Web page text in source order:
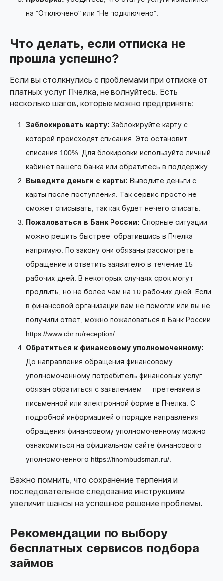
на "Отключено" или "Не подключено".
Что делать, если отписка не
прошла успешно?
Если вы столкнулись с проблемами при отписке от
платных услуг Пчелка, не волнуйтесь. Есть
несколько шагов, которые можно предпринять:
Заблокировать карту: Заблокируйте карту с
которой происходят списания. Это остановит
списания 100%. Для блокировки используйте личный
кабинет вашего банка или обратитесь в поддержку.
Выведите деньги с карты: Выводите деньги с
карты после поступления. Так сервис просто не
сможет списывать, так как будет нечего списать.
Пожаловаться в Банк России: Спорные ситуации
можно решить быстрее, обратившись в Пчелка
напрямую. По закону они обязаны рассмотреть
обращение и ответить заявителю в течение 15
рабочих дней. В некоторых случаях срок могут
продлить, но не более чем на 10 рабочих дней. Если
в финансовой организации вам не помогли или вы не
получили ответ, можно пожаловаться в Банк России
https://www.cbr.ru/reception/.
Обратиться к финансовому уполномоченному:
До направления обращения финансовому
уполномоченному потребитель финансовых услуг
обязан обратиться с заявлением — претензией в
письменной или электронной форме в Пчелка. С
подробной информацией о порядке направления
обращения финансовому уполномоченному можно
ознакомиться на официальном сайте финансового
уполномоченного https://finombudsman.ru/.
Важно помнить, что сохранение терпения и
последовательное следование инструкциям
увеличит шансы на успешное решение проблемы.
Рекомендации по выбору
бесплатных сервисов подбора
займов